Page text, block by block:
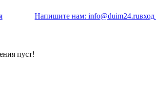
пуст!
Напишите нам: info@duim24.ruвход